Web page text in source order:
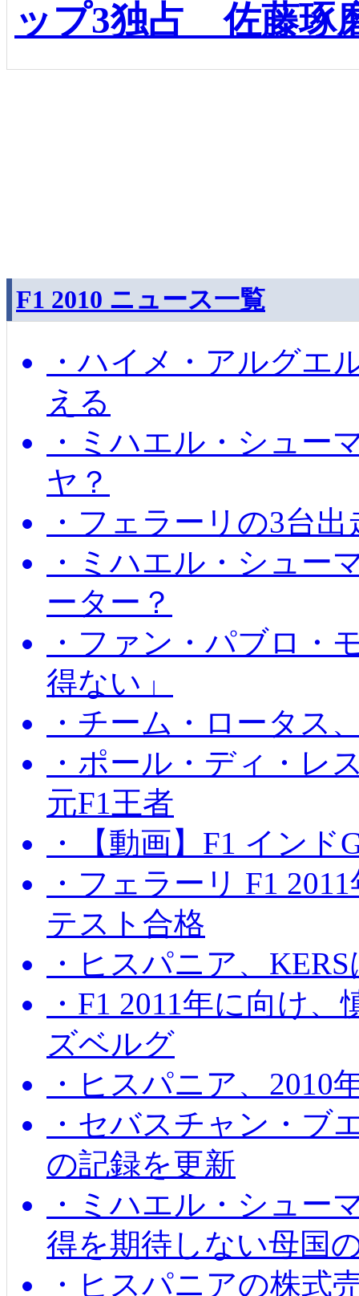
ップ3独占 佐藤琢
F1 2010 ニュース一覧
・ハイメ・アルグエ
える
・ミハエル・シュー
ヤ？
・フェラーリの3台
・ミハエル・シュー
ーター？
・ファン・パブロ・
得ない」
・チーム・ロータス
・ポール・ディ・レ
元F1王者
・【動画】F1 イン
・フェラーリ F1
テスト合格
・ヒスパニア、
・F1 2011年に向け
ズベルグ
・ヒスパニア、2010
・セバスチャン・ブ
の記録を更新
・ミハエル・シュー
得を期待しない母国
・ヒスパニアの株式